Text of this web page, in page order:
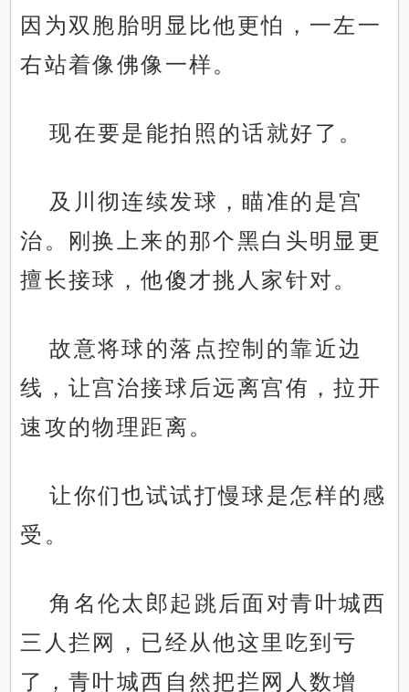
因为双胞胎明显比他更怕，一左一
右站着像佛像一样。
现在要是能拍照的话就好了。
及川彻连续发球，瞄准的是宫
治。刚换上来的那个黑白头明显更
擅长接球，他傻才挑人家针对。
故意将球的落点控制的靠近边
线，让宫治接球后远离宫侑，拉开
速攻的物理距离。
让你们也试试打慢球是怎样的感
受。
角名伦太郎起跳后面对青叶城西
三人拦网，已经从他这里吃到亏
了，青叶城西自然把拦网人数增